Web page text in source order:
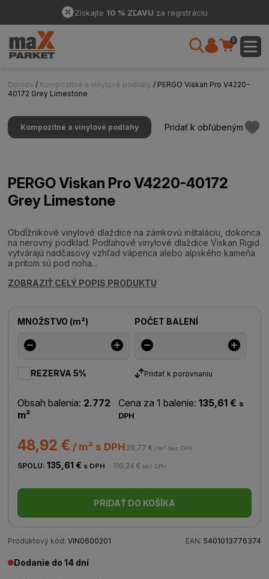
Získajte 10 % ZĽAVU za registráciu
0
Domov / Kompozitné a vinylové podlahy / PERGO Viskan Pro V4220-
40172 Grey Limestone
Kompozitné a vinylové podlahy Pridať k obľúbeným
PERGO Viskan Pro V4220-40172
Grey Limestone
Obdĺžnikové vinylové dlaždice na zámkovú inštaláciu, dokonca
na nerovný podklad. Podlahové vinylové dlaždice Viskan Rigid
vytvárajú nadčasový vzhľad vápenca alebo alpského kameňa
a pritom sú pod noha...
ZOBRAZIŤ CELÝ POPIS PRODUKTU
MNOŽSTVO (m²) POČET BALENÍ
REZERVA 5% Pridať k porovnaniu
Obsah balenia: 2.772
m²
Cena za 1 balenie: 135,61 € s
DPH
48,92 € / m² s DPH39,77 € / m² bez DPH
SPOLU:135,61 € s DPH 110,24 € bez DPH
PRIDAŤ DO KOŠÍKA
Produktový kód: VIN0600201 EAN: 5401013776374
Dodanie do 14 dní